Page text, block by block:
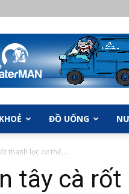
ĐỒ UỐNG
thanh lọc cơ thể,...
tây cà rốt